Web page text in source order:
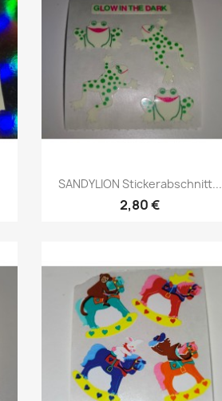
SANDYLION Stickerabschnitt...
2,80 €